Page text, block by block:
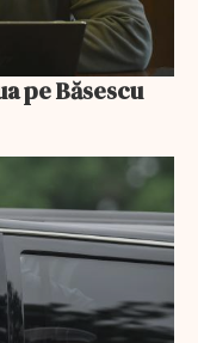
pe Băsescu